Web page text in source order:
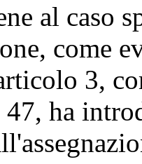
al caso
come
3,
47, ha